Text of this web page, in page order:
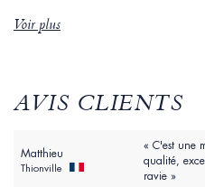
Voir plus
AVIS CLIENTS
Matthieu
Thionville
« C'est une
qualité,
ravie »